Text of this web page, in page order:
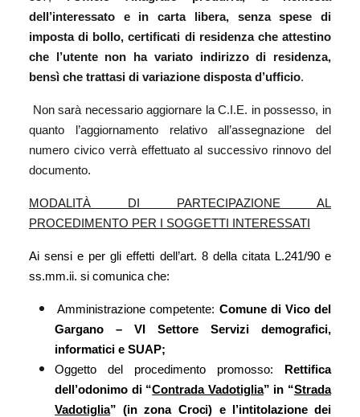
dell’interessato e in carta libera, senza spese di
imposta di bollo, certificati di residenza che attestino
che l’utente non ha variato indirizzo di residenza,
bensì che trattasi di variazione disposta d’ufficio.
Non sarà necessario aggiornare la C.I.E. in possesso, in
quanto l’aggiornamento relativo all’assegnazione del
numero civico verrà effettuato al successivo rinnovo del
documento.
MODALITÀ DI PARTECIPAZIONE AL
PROCEDIMENTO PER I SOGGETTI INTERESSATI
Ai sensi e per gli effetti dell’art. 8 della citata L.241/90 e
ss.mm.ii. si comunica che:
Amministrazione competente: Comune di Vico del
Gargano – VI Settore Servizi demografici,
informatici e SUAP;
Oggetto del procedimento promosso:
Rettifica
dell’odonimo di “Contrada Vadotiglia” in “Strada
Vadotiglia” (in zona Croci) e l’intitolazione dei